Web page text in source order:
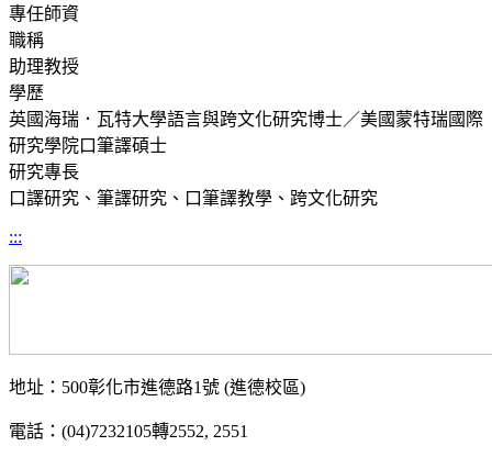
專任師資
職稱
助理教授
學歷
英國海瑞．瓦特大學語言與跨文化研究博士／美國蒙特瑞國際
研究學院口筆譯碩士
研究專長
口譯研究、筆譯研究、口筆譯教學、跨文化研究
:::
地址：500彰化市進德路1號 (進德校區)
電話：(04)7232105轉2552, 2551